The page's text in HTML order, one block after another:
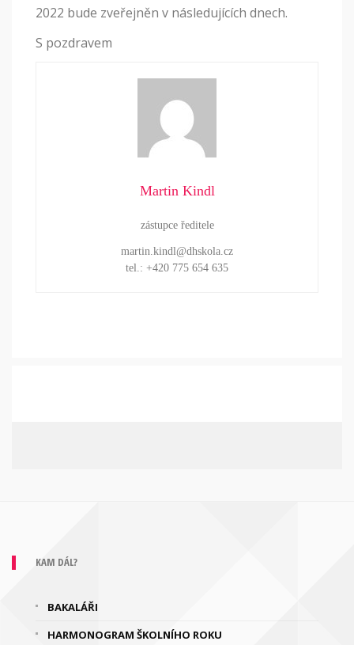
2022 bude zveřejněn v následujících dnech.
S pozdravem
Martin Kindl
zástupce ředitele
martin.kindl@dhskola.cz
tel.: +420 775 654 635
KAM DÁL?
BAKALÁŘI
HARMONOGRAM ŠKOLNÍHO ROKU